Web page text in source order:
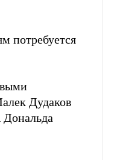
потребуется
Дудаков
Дональда